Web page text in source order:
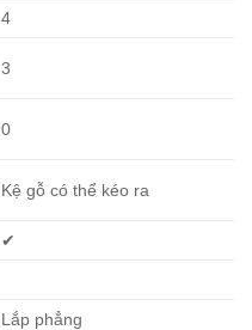
4
3
0
Kệ gỗ có thể kéo ra
✔
Lắp phẳng